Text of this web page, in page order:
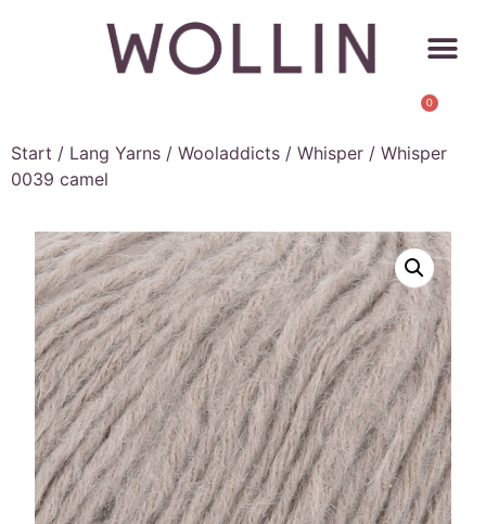
0
Start / Lang Yarns / Wooladdicts / Whisper / Whisper
0039 camel